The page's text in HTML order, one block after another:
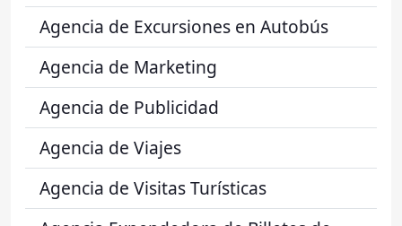
Agencia de Excursiones en Autobús
Agencia de Marketing
Agencia de Publicidad
Agencia de Viajes
Agencia de Visitas Turísticas